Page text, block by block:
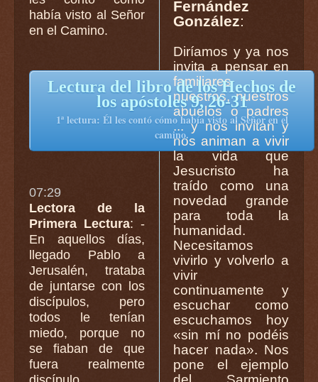
había visto al Señor
en el Camino.
Lectura del libro de los Hechos de
los apóstoles 9, 26-31
1ª lectura: Él les contó cómo había visto al Señor en el
camino.
07:29
Lectora de la
Primera Lectura: -
En aquellos días,
llegado Pablo a
Jerusalén, trataba
de juntarse con los
discípulos, pero
todos le tenían
miedo, porque no
se fiaban de que
fuera realmente
Fernández
González:
Diríamos y ya nos
invita a pensar en
familiares
nuestros, nuestros
abuelos o padres
... y nos invitan y
nos animan a vivir
la vida que
Jesucristo ha
traído como una
novedad grande
para toda la
humanidad.
Necesitamos
vivirlo y volverlo a
vivir
continuamente y
escuchar como
escuchamos hoy
«sin mí no podéis
hacer nada». Nos
pone el ejemplo